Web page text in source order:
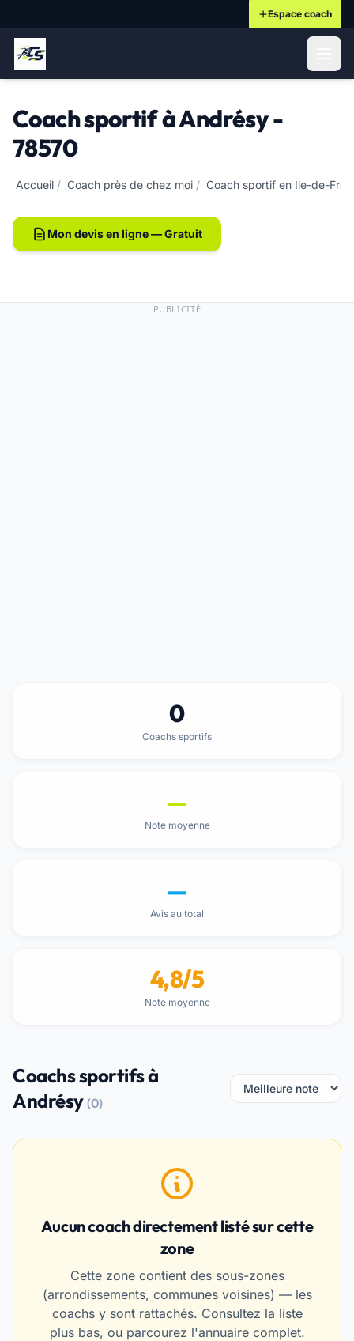
Espace coach
Coach sportif à Andrésy -
78570
Accueil / Coach près de chez moi / Coach sportif en Ile-de-
Mon devis en ligne — Gratuit
PUBLICITÉ
0
Coachs sportifs
—
Note moyenne
—
Avis au total
4,8/5
Note moyenne
Coachs sportifs à
Andrésy(0)
Aucun coach directement listé sur cette
zone
Cette zone contient des sous-zones
(arrondissements, communes voisines) — les
coachs y sont rattachés. Consultez la liste
plus bas, ou parcourez l'annuaire complet.